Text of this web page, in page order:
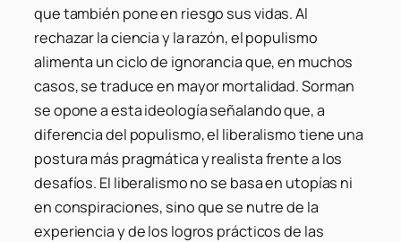
que también pone en riesgo sus vidas. Al
rechazar la ciencia y la razón, el populismo
alimenta un ciclo de ignorancia que, en muchos
casos, se traduce en mayor mortalidad. Sorman
se opone a esta ideología señalando que, a
diferencia del populismo, el liberalismo tiene una
postura más pragmática y realista frente a los
desafíos. El liberalismo no se basa en utopías ni
en conspiraciones, sino que se nutre de la
experiencia y de los logros prácticos de las